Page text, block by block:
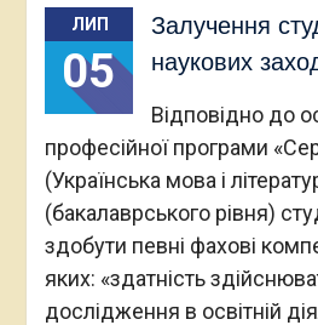
ЛИП
05
Залучення
наукових
Відповідно до
професійної програми
(Українська мова і
(бакалаврського рівня)
здобути певні фахові
яких: «здатність
дослідження в освітній